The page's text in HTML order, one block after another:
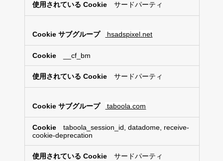
サードパーティ
hsadspixel.net
__cf_bm
サードパーティ
taboola.com
taboola_session_id, datadome, receive-
cookie-deprecation
サードパーティ